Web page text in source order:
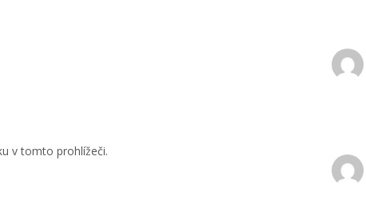
v tomto prohlížeči.